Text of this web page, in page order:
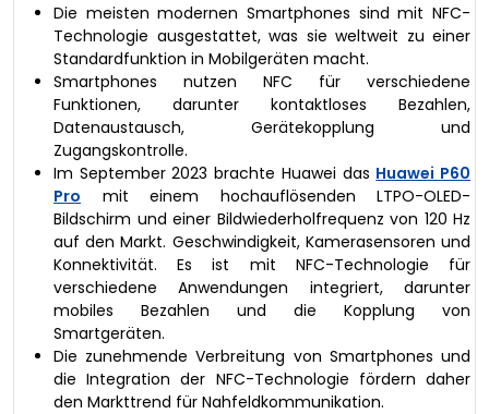
Die meisten modernen Smartphones sind mit NFC-
Technologie ausgestattet, was sie weltweit zu einer
Standardfunktion in Mobilgeräten macht.
Smartphones nutzen NFC für verschiedene
Funktionen, darunter kontaktloses Bezahlen,
Datenaustausch, Gerätekopplung und
Zugangskontrolle.
Im September 2023 brachte Huawei das Huawei P60
Pro mit einem hochauflösenden LTPO-OLED-
Bildschirm und einer Bildwiederholfrequenz von 120 Hz
auf den Markt. Geschwindigkeit, Kamerasensoren und
Konnektivität. Es ist mit NFC-Technologie für
verschiedene Anwendungen integriert, darunter
mobiles Bezahlen und die Kopplung von
Smartgeräten.
Die zunehmende Verbreitung von Smartphones und
die Integration der NFC-Technologie fördern daher
den Markttrend für Nahfeldkommunikation.